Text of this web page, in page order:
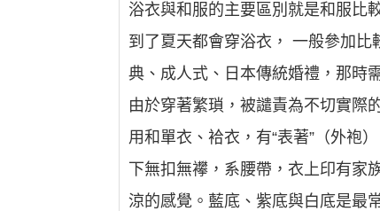
浴衣與和服的主要區別就是和服比
到了夏天都會穿浴衣， 一般參加
典、成人式、日本傳統婚禮，那時
由於穿著繁瑣，被譴責為不切實際
用和單衣、袷衣，有“表著”（外袍
下無扣無襻，系腰帶，衣上印有
涼的感覺。藍底、紫底與白底是最